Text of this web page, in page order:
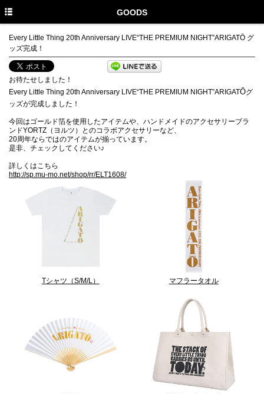
GOODS
Every Little Thing 20th Anniversary LIVE“THE PREMIUM NIGHT”ARIGATŌ グ
ッズ完成！
お待たせしました！
Every Little Thing 20th Anniversary LIVE“THE PREMIUM NIGHT”ARIGATŌグ
ッズが完成しました！
今回はゴールド箔を使用したアイテムや、ハンドメイドのアクセサリーブラ
ンドYORTZ（ヨルツ）とのコラボアクセサリーなど、
20周年ならではのアイテムが揃っています。
是非、チェックしてください♪
詳しくはこちら
http://sp.mu-mo.net/shop/rr/ELT1608/
Tシャツ（S/M/L） マフラータオル
NEWS
MEDIA
PROFILE
DISCOGRAPHY
GOODS
もかのま
PHOTO GALLERY